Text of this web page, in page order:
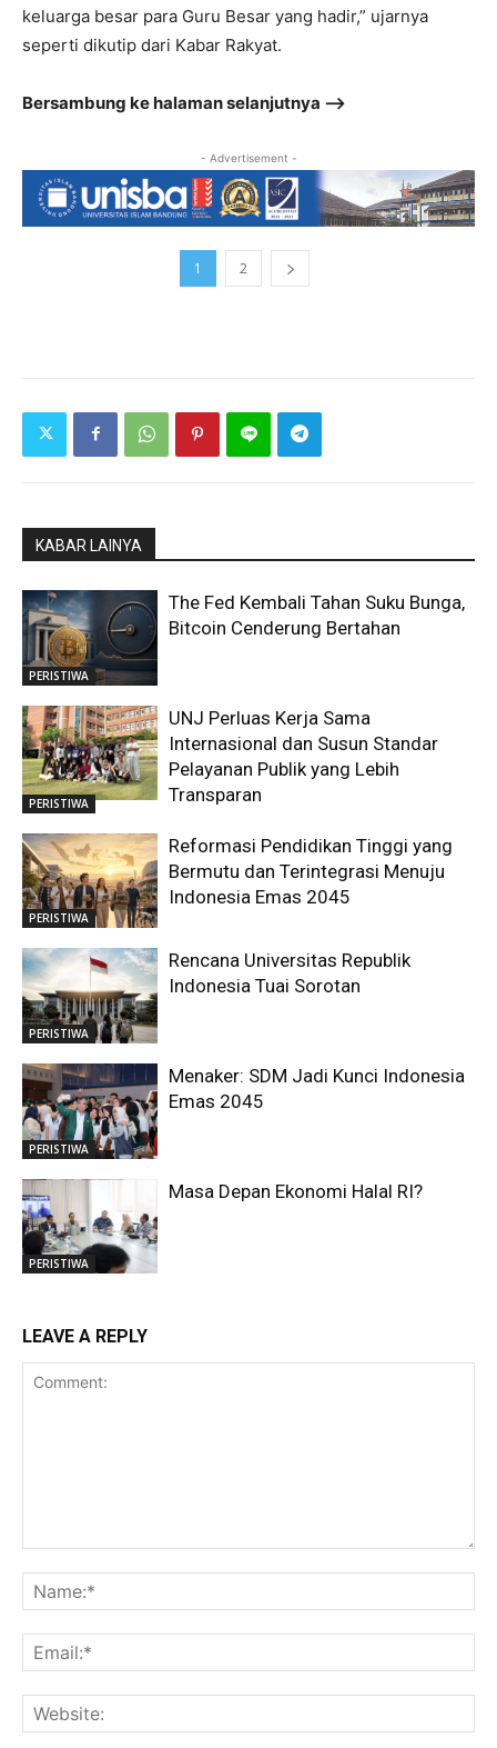
keluarga besar para Guru Besar yang hadir,” ujarnya
seperti dikutip dari Kabar Rakyat.
Bersambung ke halaman selanjutnya –>
- Advertisement -
1 2
KABAR LAINYA
PERISTIWA
The Fed Kembali Tahan Suku Bunga,
Bitcoin Cenderung Bertahan
PERISTIWA
UNJ Perluas Kerja Sama
Internasional dan Susun Standar
Pelayanan Publik yang Lebih
Transparan
PERISTIWA
Reformasi Pendidikan Tinggi yang
Bermutu dan Terintegrasi Menuju
Indonesia Emas 2045
PERISTIWA
Rencana Universitas Republik
Indonesia Tuai Sorotan
PERISTIWA
Menaker: SDM Jadi Kunci Indonesia
Emas 2045
PERISTIWA
Masa Depan Ekonomi Halal RI?
LEAVE A REPLY